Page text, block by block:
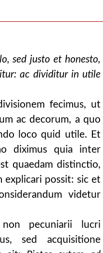
sed justo et honesto,
ac dividitur in utile
fecimus, ut
ac decorum, a quo
loco quid utile. Et
diximus quia inter
quaedam distinctio,
explicari possit: sic et
videtur
pecuniarii lucri
sed acquisitione